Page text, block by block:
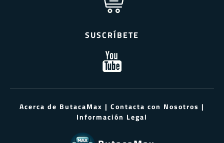
SUSCRÍBETE
Acerca de ButacaMax | Contacta con Nosotros |
Información Legal